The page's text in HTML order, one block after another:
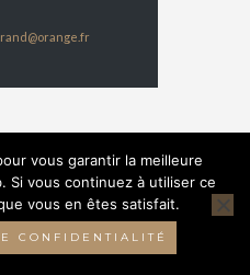
Ferrand - Réalisation :
légales -Données
vous garantir la meilleure
Si vous continuez à utiliser ce
vous en êtes satisfait.
CONFIDENTIALITÉ